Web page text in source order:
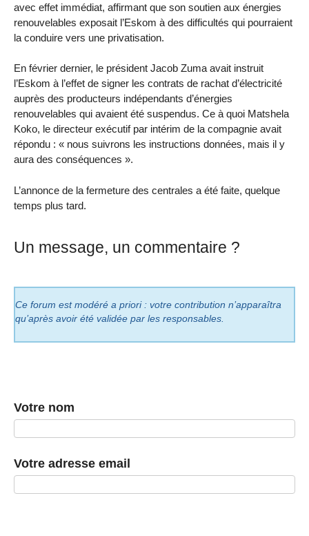
avec effet immédiat, affirmant que son soutien aux énergies
renouvelables exposait l’Eskom à des difficultés qui pourraient
la conduire vers une privatisation.
En février dernier, le président Jacob Zuma avait instruit
l’Eskom à l’effet de signer les contrats de rachat d’électricité
auprès des producteurs indépendants d’énergies
renouvelables qui avaient été suspendus. Ce à quoi Matshela
Koko, le directeur exécutif par intérim de la compagnie avait
répondu : « nous suivrons les instructions données, mais il y
aura des conséquences ».
L’annonce de la fermeture des centrales a été faite, quelque
temps plus tard.
Un message, un commentaire ?
Ce forum est modéré a priori : votre contribution n’apparaîtra
qu’après avoir été validée par les responsables.
Votre nom
Votre adresse email